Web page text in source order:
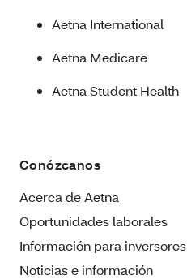
Aetna International
Aetna Medicare
Aetna Student Health
Conózcanos
Acerca de Aetna
Oportunidades laborales
Información para inversores
Noticias e información